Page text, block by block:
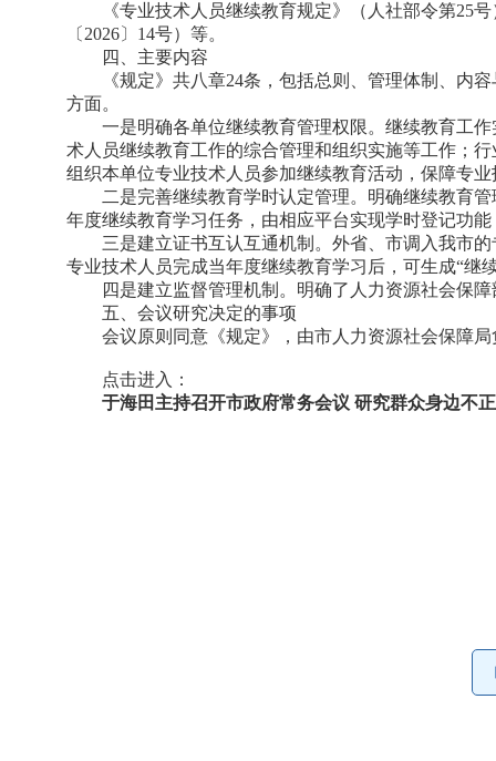
《专业技术人员继续教育规定》（人社部令第25
〔2026〕14号）等。
四、主要内容
《规定》共八章24条，包括总则、管理体制、内
方面。
一是明确各单位继续教育管理权限。继续教育工
术人员继续教育工作的综合管理和组织实施等工作；
组织本单位专业技术人员参加继续教育活动，保障专
二是完善继续教育学时认定管理。明确继续教育
年度继续教育学习任务，由相应平台实现学时登记功
三是建立证书互认互通机制。外省、市调入我市
专业技术人员完成当年度继续教育学习后，可生成“继
四是建立监督管理机制。明确了人力资源社会保
五、会议研究决定的事项
会议原则同意《规定》，由市人力资源社会保障
点击进入：
于海田主持召开市政府常务会议 研究群众身边不